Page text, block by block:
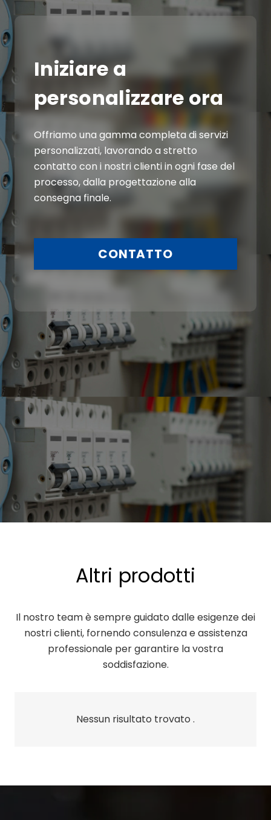
Iniziare a
personalizzare ora
Offriamo una gamma completa di servizi
personalizzati, lavorando a stretto
contatto con i nostri clienti in ogni fase del
processo, dalla progettazione alla
consegna finale.
CONTATTO
Altri prodotti
Il nostro team è sempre guidato dalle esigenze dei
nostri clienti, fornendo consulenza e assistenza
professionale per garantire la vostra
soddisfazione.
Nessun risultato trovato .